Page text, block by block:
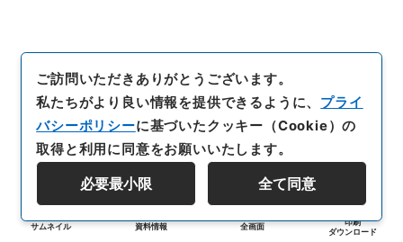
サムネイル 資料情報 全画面
印刷
ダウンロード
ご訪問いただきありがとうございます。
私たちがより良い情報を提供できるように、 プライ
バシーポリシーに基づいたクッキー（Cookie）の
取得と利用に同意をお願いいたします。
必要最小限 全て同意